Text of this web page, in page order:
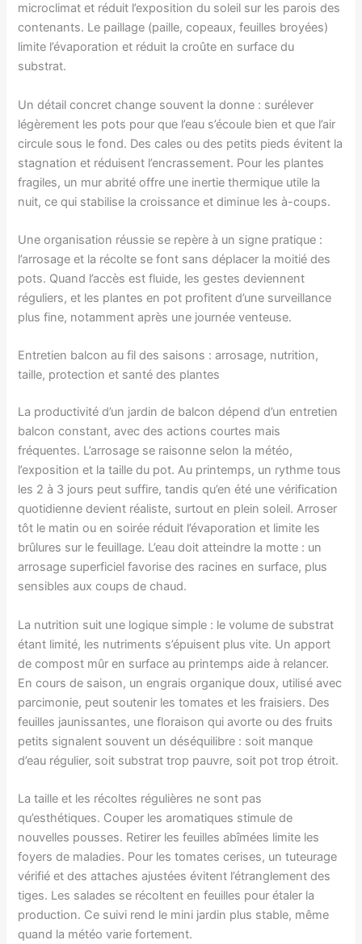
microclimat et réduit l’exposition du soleil sur les parois des
contenants. Le paillage (paille, copeaux, feuilles broyées)
limite l’évaporation et réduit la croûte en surface du
substrat.
Un détail concret change souvent la donne : surélever
légèrement les pots pour que l’eau s’écoule bien et que l’air
circule sous le fond. Des cales ou des petits pieds évitent la
stagnation et réduisent l’encrassement. Pour les plantes
fragiles, un mur abrité offre une inertie thermique utile la
nuit, ce qui stabilise la croissance et diminue les à-coups.
Une organisation réussie se repère à un signe pratique :
l’arrosage et la récolte se font sans déplacer la moitié des
pots. Quand l’accès est fluide, les gestes deviennent
réguliers, et les plantes en pot profitent d’une surveillance
plus fine, notamment après une journée venteuse.
Entretien balcon au fil des saisons : arrosage, nutrition,
taille, protection et santé des plantes
La productivité d’un jardin de balcon dépend d’un entretien
balcon constant, avec des actions courtes mais
fréquentes. L’arrosage se raisonne selon la météo,
l’exposition et la taille du pot. Au printemps, un rythme tous
les 2 à 3 jours peut suffire, tandis qu’en été une vérification
quotidienne devient réaliste, surtout en plein soleil. Arroser
tôt le matin ou en soirée réduit l’évaporation et limite les
brûlures sur le feuillage. L’eau doit atteindre la motte : un
arrosage superficiel favorise des racines en surface, plus
sensibles aux coups de chaud.
La nutrition suit une logique simple : le volume de substrat
étant limité, les nutriments s’épuisent plus vite. Un apport
de compost mûr en surface au printemps aide à relancer.
En cours de saison, un engrais organique doux, utilisé avec
parcimonie, peut soutenir les tomates et les fraisiers. Des
feuilles jaunissantes, une floraison qui avorte ou des fruits
petits signalent souvent un déséquilibre : soit manque
d’eau régulier, soit substrat trop pauvre, soit pot trop étroit.
La taille et les récoltes régulières ne sont pas
qu’esthétiques. Couper les aromatiques stimule de
nouvelles pousses. Retirer les feuilles abîmées limite les
foyers de maladies. Pour les tomates cerises, un tuteurage
vérifié et des attaches ajustées évitent l’étranglement des
tiges. Les salades se récoltent en feuilles pour étaler la
production. Ce suivi rend le mini jardin plus stable, même
quand la météo varie fortement.